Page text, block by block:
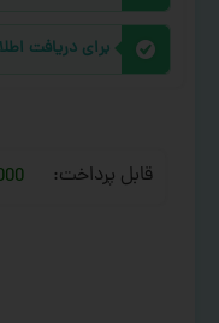
برای دریافت
قابل پرداخت: